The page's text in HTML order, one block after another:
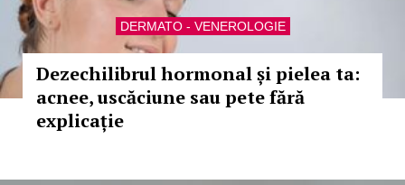
DERMATO - VENEROLOGIE
Dezechilibrul hormonal și pielea ta:
acnee, uscăciune sau pete fără
explicație